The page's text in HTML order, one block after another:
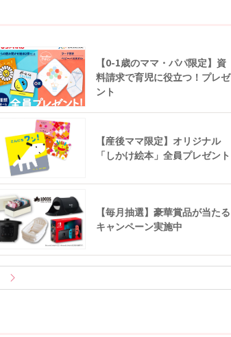
【0-1歳のママ・パパ限定】資
料請求で育児に役立つ！プレゼ
ント
【産後ママ限定】オリジナル
「しかけ絵本」全員プレゼント
【毎月抽選】豪華賞品が当たる
キャンペーン実施中